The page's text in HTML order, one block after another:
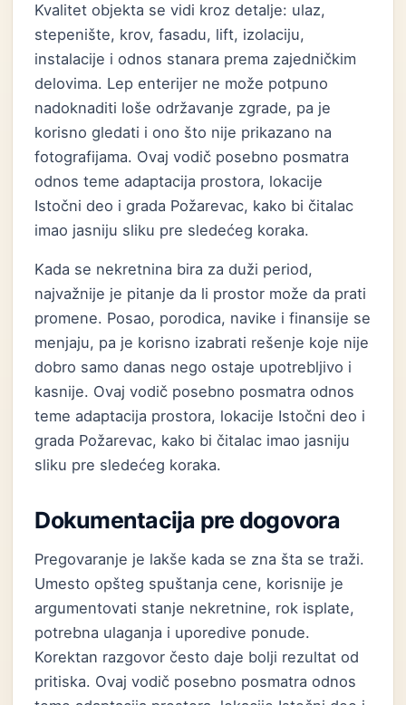
Kvalitet objekta se vidi kroz detalje: ulaz,
stepenište, krov, fasadu, lift, izolaciju,
instalacije i odnos stanara prema zajedničkim
delovima. Lep enterijer ne može potpuno
nadoknaditi loše održavanje zgrade, pa je
korisno gledati i ono što nije prikazano na
fotografijama. Ovaj vodič posebno posmatra
odnos teme adaptacija prostora, lokacije
Istočni deo i grada Požarevac, kako bi čitalac
imao jasniju sliku pre sledećeg koraka.
Kada se nekretnina bira za duži period,
najvažnije je pitanje da li prostor može da prati
promene. Posao, porodica, navike i finansije se
menjaju, pa je korisno izabrati rešenje koje nije
dobro samo danas nego ostaje upotrebljivo i
kasnije. Ovaj vodič posebno posmatra odnos
teme adaptacija prostora, lokacije Istočni deo i
grada Požarevac, kako bi čitalac imao jasniju
sliku pre sledećeg koraka.
Dokumentacija pre dogovora
Pregovaranje je lakše kada se zna šta se traži.
Umesto opšteg spuštanja cene, korisnije je
argumentovati stanje nekretnine, rok isplate,
potrebna ulaganja i uporedive ponude.
Korektan razgovor često daje bolji rezultat od
pritiska. Ovaj vodič posebno posmatra odnos